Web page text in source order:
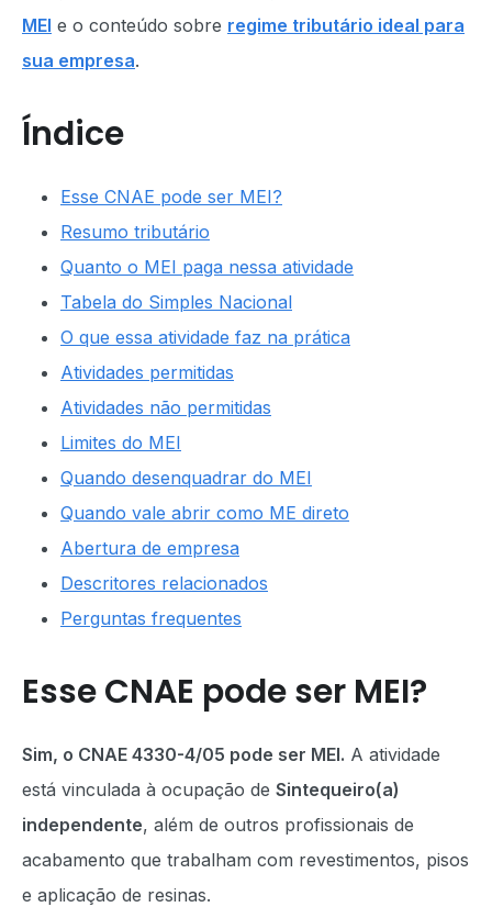
MEI e o conteúdo sobre regime tributário ideal para
sua empresa.
Índice
Esse CNAE pode ser MEI?
Resumo tributário
Quanto o MEI paga nessa atividade
Tabela do Simples Nacional
O que essa atividade faz na prática
Atividades permitidas
Atividades não permitidas
Limites do MEI
Quando desenquadrar do MEI
Quando vale abrir como ME direto
Abertura de empresa
Descritores relacionados
Perguntas frequentes
Esse CNAE pode ser MEI?
Sim, o CNAE 4330-4/05 pode ser MEI. A atividade
está vinculada à ocupação de Sintequeiro(a)
independente, além de outros profissionais de
acabamento que trabalham com revestimentos, pisos
e aplicação de resinas.